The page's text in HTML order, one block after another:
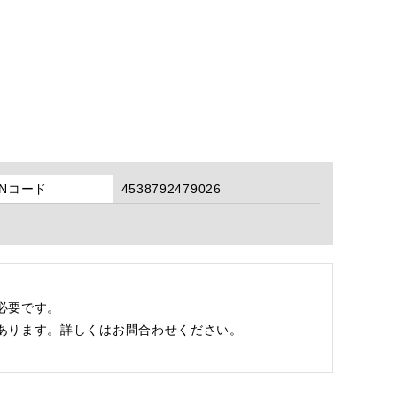
コード 4538792479026
です。
ます。詳しくはお問合わせください。